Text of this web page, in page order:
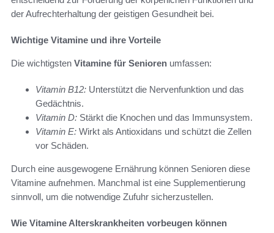
der Aufrechterhaltung der geistigen Gesundheit bei.
Wichtige Vitamine und ihre Vorteile
Die wichtigsten Vitamine für Senioren umfassen:
Vitamin B12: Unterstützt die Nervenfunktion und das
Gedächtnis.
Vitamin D: Stärkt die Knochen und das Immunsystem.
Vitamin E: Wirkt als Antioxidans und schützt die Zellen
vor Schäden.
Durch eine ausgewogene Ernährung können Senioren diese
Vitamine aufnehmen. Manchmal ist eine Supplementierung
sinnvoll, um die notwendige Zufuhr sicherzustellen.
Wie Vitamine Alterskrankheiten vorbeugen können